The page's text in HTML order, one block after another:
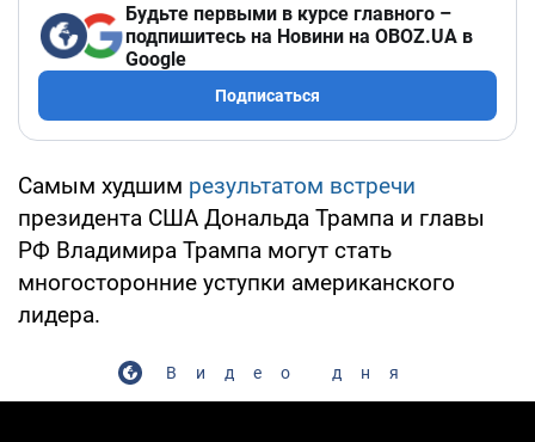
Будьте первыми в курсе главного –
подпишитесь на Новини на OBOZ.UA в
Google
Подписаться
Самым худшим результатом встречи
президента США Дональда Трампа и главы
РФ Владимира Трампа могут стать
многосторонние уступки американского
лидера.
Видео дня